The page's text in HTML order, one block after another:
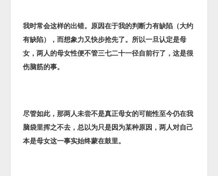
我时常会这样的出错。原因在于我的判断力有缺陷（大约
有缺陷），而想象力又快步抢先了。所以一旦认定是母
女，两人的母女性便不管三七二十一径自前行了，这是很
伤脑筋的事。
尽管如此，那两人未尝不是真正母女的可能性至今仍在我
脑袋里挥之不去，总以为只是因为某种原因，两人对自己
本是母女这一事实始终蒙在鼓里。